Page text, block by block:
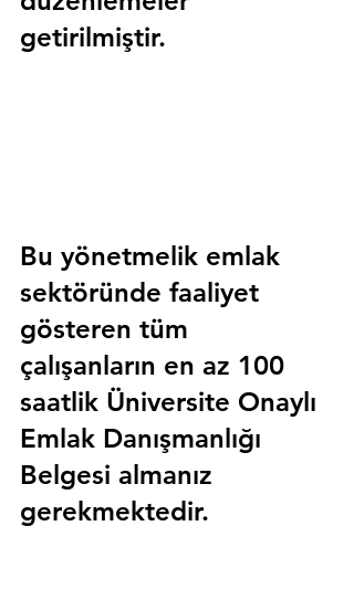
getirilmiştir.
Bu yönetmelik emlak
sektöründe faaliyet
gösteren tüm
çalışanların en az 100
saatlik Üniversite Onaylı
Emlak Danışmanlığı
Belgesi almanız
gerekmektedir.